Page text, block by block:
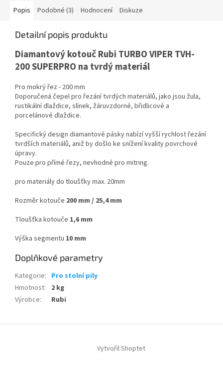
Popis Podobné (3) Hodnocení Diskuze
Detailní popis produktu
Diamantový kotouč Rubi TURBO VIPER TVH-
200 SUPERPRO na tvrdý materiál
Pro mokrý řez - 200 mm
Doporučená čepel pro řezání tvrdých materiálů, jako jsou žula,
rustikální dlaždice, slínek, žáruvzdorné, břidlicové a
porcelánové dlaždice.
Specifický design diamantové pásky nabízí vyšší rychlost řezání
tvrdších materiálů, aniž by došlo ke snížení kvality povrchové
úpravy.
Pouze pro přímé řezy, nevhodné pro mitring.
pro materiály do tloušťky max. 20mm
Rozměr kotouče 200 mm / 25,4 mm
Tloušťka kotouče 1,6 mm
Výška segmentu 10 mm
Doplňkové parametry
Kategorie: Pro stolní pily
Hmotnost:
2 kg
Výrobce: Rubi
Vytvořil Shoptet